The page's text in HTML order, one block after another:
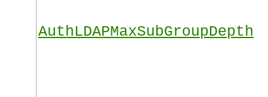
AuthLDAPMaxSubGroupDepth